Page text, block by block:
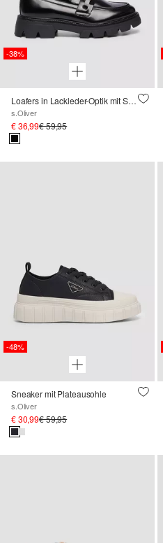
-38%
Loafers in Lackleder-Optik mit Schmuck-Detail
s.Oliver
€ 36,99€ 59,95
-48%
Sneaker mit Plateausohle
s.Oliver
€ 30,99€ 59,95